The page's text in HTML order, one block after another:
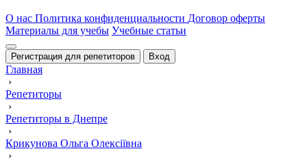
О нас Политика конфиденциальности Договор оферты
Материалы для учебы Учебные статьи
Регистрация для репетиторов Вход
Главная
›
Репетиторы
›
Репетиторы в Днепре
›
Крикунова Ольга Олексіївна
›